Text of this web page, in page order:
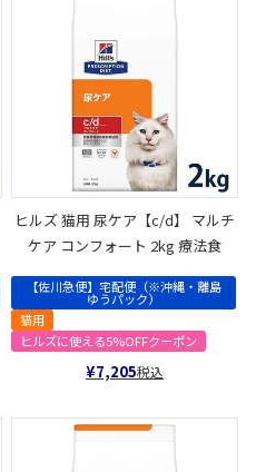
ヒルズ 猫用 尿ケア【c/d】 マルチ
ケア コンフォート 2kg 療法食
【佐川急便】宅配便（※沖縄・離島
ゆうパック）
猫用
ヒルズに使える5%OFFクーポン
¥7,205税込